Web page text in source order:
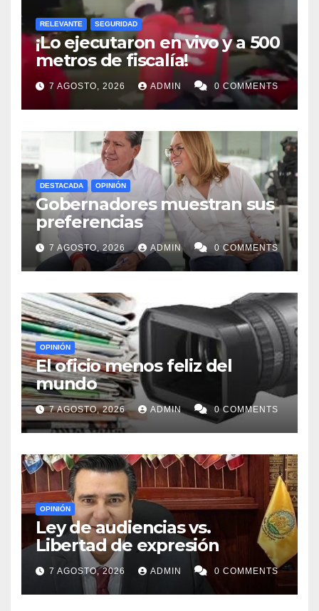
RELEVANTE SEGURIDAD
¡Lo ejecutaron en vivo y a 500
metros de fiscalía!
7 AGOSTO, 2026 ADMIN 0 COMMENTS
DESTACADA OPINIÓN
Gobernadores muestran sus
preferencias
7 AGOSTO, 2026 ADMIN 0 COMMENTS
OPINIÓN
El oficio menos feliz del
mundo
7 AGOSTO, 2026 ADMIN 0 COMMENTS
OPINIÓN
Ley de audiencias vs.
Libertad de expresión
7 AGOSTO, 2026 ADMIN 0 COMMENTS